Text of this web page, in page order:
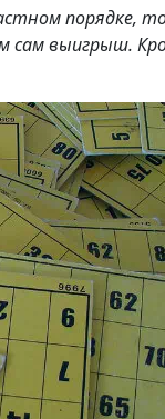
порядке,
сам выигрыш.